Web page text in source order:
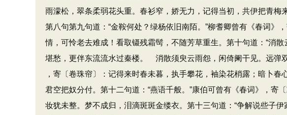
雨濛松，翠条柔弱花头重。春衫窄，娇无力，记得当初，共伊把青
第八句第九句道：​“金鞍何处？绿杨依旧南陌。​”柳耆卿曾有《春词
情，可怜老去难成！看取镊残霜髩，不随芳草重生。第十句道：​“消
堪愁，更伴东流流水过秦楼。 消散须臾云雨怨，闲倚阑干见。远弹
，寄〔卷珠帘〕：记得来时春未暮，执手攀花，袖染花梢露；暗卜
君空把奴分付。第十二句道：​“燕语千般。​”康伯可曾有《春词》​，
妆犹未整。梦不成归，泪滴斑斑金缕衣。第十三句道：​“争解说些子